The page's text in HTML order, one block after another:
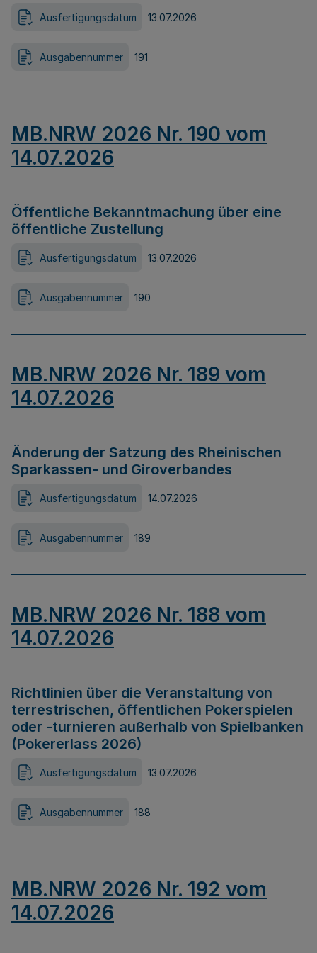
Ausfertigungsdatum 13.07.2026
Ausgabennummer 191
MB.NRW 2026 Nr. 190 vom
14.07.2026
Öffentliche Bekanntmachung über eine
öffentliche Zustellung
Ausfertigungsdatum 13.07.2026
Ausgabennummer 190
MB.NRW 2026 Nr. 189 vom
14.07.2026
Änderung der Satzung des Rheinischen
Sparkassen- und Giroverbandes
Ausfertigungsdatum 14.07.2026
Ausgabennummer 189
MB.NRW 2026 Nr. 188 vom
14.07.2026
Richtlinien über die Veranstaltung von
terrestrischen, öffentlichen Pokerspielen
oder -turnieren außerhalb von Spielbanken
(Pokererlass 2026)
Ausfertigungsdatum 13.07.2026
Ausgabennummer 188
MB.NRW 2026 Nr. 192 vom
14.07.2026